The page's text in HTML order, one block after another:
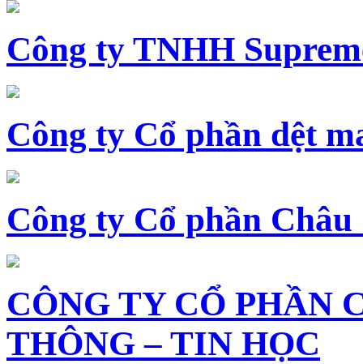
Công ty TNHH
Công ty Cổ phần dệt
Công ty Cổ phần Châu
CÔNG TY CỔ PHẦN
THÔNG – TIN HỌC